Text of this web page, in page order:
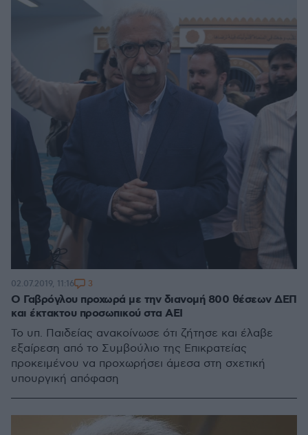
Ο Γαβρόγλου προχωρά με την διανομή 800 θέσεων ΔΕΠ
και έκτακτου προσωπικού στα ΑΕΙ
Το υπ. Παιδείας ανακοίνωσε ότι ζήτησε και έλαβε
εξαίρεση από το Συμβούλιο της Επικρατείας
προκειμένου να προχωρήσει άμεσα στη σχετική
υπουργική απόφαση
02.07.2019, 11:16 3